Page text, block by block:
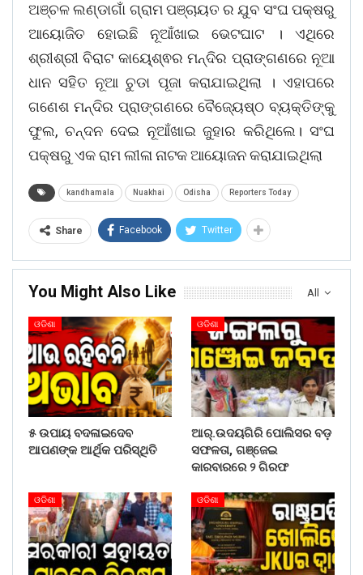
ଅଞ୍ଚଳ ଲଣ୍ଡାଗାଁ ଗ୍ରାମ ପଞ୍ଚାୟତ ର ଯୁବ ସଂଘ ପକ୍ଷରୁ
ଆୟୋଜିତ ହୋଇଛି ନୂଆଁଖାଇ ଭେଟଘାଟ । ଏଥିରେ
ଶ୍ରୀଶ୍ରୀ ବିରାଟ କାୟେ୍ଶ୍ଵର ମନ୍ଦିର ପ୍ରାଙ୍ଗଣରେ ନୂଆ
ଧାନ ସହିତ ନୂଆ ଚୁଡା ପୂଜା କରାଯାଇଥିଲା । ଏହାପରେ
ଗଣେଶ ମନ୍ଦିର ପ୍ରାଙ୍ଗଣରେ ବୈଜ୍ୟେଷ୍ଠ ବ୍ୟକ୍ତିଙ୍କୁ
ଫୁଲ, ଚନ୍ଦନ ଦେଇ ନୂଆଁଖାଇ ଜୁହାର କରିଥିଲେ। ସଂଘ
ପକ୍ଷରୁ ଏକ ରାମ ଲୀଳା ନାଟକ ଆୟୋଜନ କରାଯାଇଥିଲା
kandhamala Nuakhai Odisha Reporters Today
Share Facebook Twitter
All
You Might Also Like
ଓଡିଶା
୫ ଉପାୟ ବଦଳାଇଦେବ
ଆପଣଙ୍କ ଆର୍ଥିକ ପରିସ୍ଥିତି
ଓଡିଶା
ଆର୍.ଉଦୟଗିରି ପୋଲିସର ବଡ଼
ସଫଳତା, ଗଞ୍ଜେଇ
କାରବାରରେ ୨ ଗିରଫ
ଓଡିଶା ଓଡିଶା